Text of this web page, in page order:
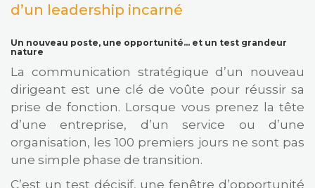
d’un leadership incarné
Un nouveau poste, une opportunité… et un test grandeur
nature
La communication stratégiqued’un nouveau
dirigeantest une clé devoûte pour réussir sa
prisedefonction. Lorsque vous prenez latête
d’uneentreprise, d’unservice oud’une
organisation, les100 premiers jours ne sont pas
une simple phase de transition.
C’est un test décisif, une fenêtre d’opportunité